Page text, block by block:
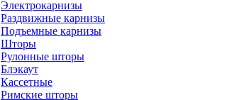
Электрокарнизы
Раздвижные карнизы
Подъемные карнизы
Шторы
Рулонные шторы
Блэкаут
Кассетные
Римские шторы